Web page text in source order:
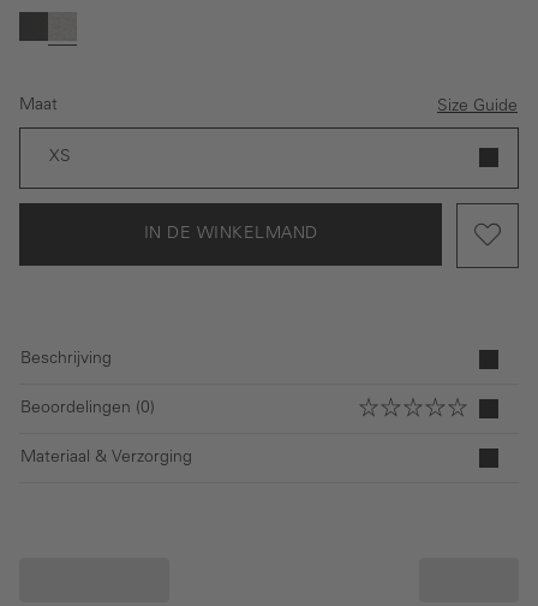
ZwartGrijs
Maat Size Guide
XS
IN DE WINKELMAND
Beschrijving
Beoordelingen (0)
Materiaal & Verzorging